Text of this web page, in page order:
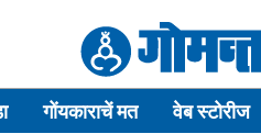
गोंयकाराचें मत वेब स्टोरीज